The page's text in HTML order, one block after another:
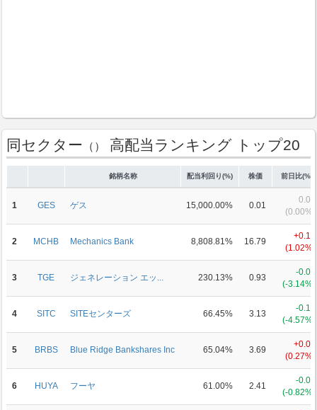
同セクター （） 高配当ランキング トップ20
銘柄名称 配当利回り(%) 株価 前日比(%)
1 GES ゲス 15,000.00% 0.01
0.00
(0.00%)
2 MCHB Mechanics Bank 8,808.81% 16.79
+0.17
(1.02%)
3 TGE ジェネレーション エッ... 230.13% 0.93
-0.03
(-3.14%)
4 SITC SITEセンターズ 66.45% 3.13
-0.15
(-4.57%)
5 BRBS Blue Ridge Bankshares Inc 65.04% 3.69
+0.01
(0.27%)
6 HUYA フーヤ 61.00% 2.41
-0.02
(-0.82%)